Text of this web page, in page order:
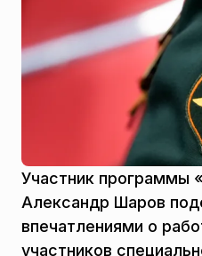
Участник программы
Александр Шаров
впечатлениями о
участников